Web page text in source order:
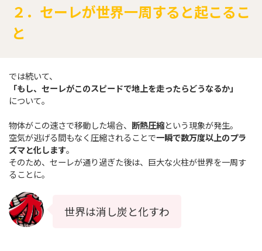
２．セーレが世界一周すると起こるこ
と
では続いて、
「もし、セーレがこのスピードで地上を走ったらどうなるか」
について。
物体がこの速さで移動した場合、 断熱圧縮という現象が発生。
空気が逃げる間もなく圧縮されることで一瞬で数万度以上のプラ
ズマと化します。
そのため、セーレが通り過ぎた後は、巨大な火柱が世界を一周す
ることに。
世界は消し炭と化すわ